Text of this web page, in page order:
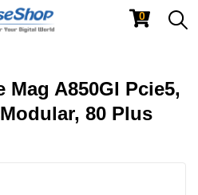
0
A850Gl Pcie5,
80 Plus